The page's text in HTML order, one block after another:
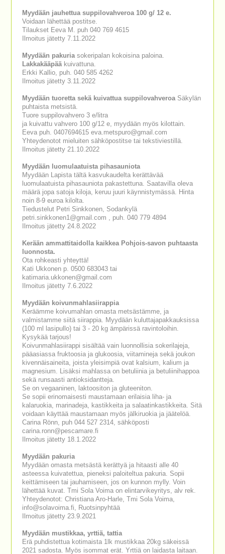
Myydään jauhettua suppilovahveroa 100 g/ 12 e.
Voidaan lähettää postitse.
Tilaukset Eeva M. puh 040 769 4615
Ilmoitus jätetty 7.11.2022
Myydään pakuriasokeripalan kokoisina paloina.
Lakkakääpääkuivattuna.
Erkki Kallio, puh. 040 585 4262
Ilmoitus jätetty 3.11.2022
Myydään tuoretta sekä kuivattua suppilovahveroa Säkylän
puhtaista metsistä.
Tuore suppilovahvero 3 e/litra
ja kuivattu vahvero 100 g/12 e, myydään myös kilottain.
Eeva puh. 0407694615 eva.metspuro@gmail.com
Yhteydenotot mieluiten sähköpostitse tai tekstiviestillä.
Ilmoitus jätetty 21.10.2022
Myydään luomulaatuista pihasauniota
Myydään Lapista tältä kasvukaudelta kerättävää
luomulaatuista pihasauniota pakastettuna. Saatavilla oleva
määrä jopa satoja kiloja, keruu juuri käynnistymässä. Hinta
noin 8-9 euroa kilolta.
Tiedustelut Petri Sinkkonen, Sodankylä
petri.sinkkonen1@gmail.com , puh. 040 779 4894
Ilmoitus jätetty 24.8.2022
Kerään ammattitaidolla kaikkea Pohjois-savon puhtaasta
luonnosta.
Ota rohkeasti yhteyttä!
Kati Ukkonen p. 0500 683043 tai
katimaria.ukkonen@gmail.com
Ilmoitus jätetty 7.6.2022
Myydään koivunmahlasiirappia
Keräämme koivumahlan omasta metsästämme, ja
valmistamme siitä siirappia. Myydään kuluttajapakkauksissa
(100 ml lasipullo) tai 3 - 20 kg ämpärissä ravintoloihin.
Kysykää tarjous!
Koivunmahlasiirappi sisältää vain luonnollisia sokerilajeja,
pääasiassa fruktoosia ja glukoosia, viitamineja sekä joukon
kivennäisaineita, joista yleisimpiä ovat kalsium, kalium ja
magnesium. Lisäksi mahlassa on betuliinia ja betuliinihappoa
sekä runsaasti antioksidantteja.
Se on vegaaninen, laktoositon ja gluteeniton.
Se sopii erinomaisesti maustamaan erilaisia liha- ja
kalaruokia, marinadeja, kastikkeita ja salaatinkastikkeita. Sitä
voidaan käyttää maustamaan myös jälkiruokia ja jäätelöä.
Carina Rönn, puh 044 527 2314, sähköposti
carina.ronn@pescamare.fi
Ilmoitus jätetty 18.1.2022
Myydään pakuria
Myydään omasta metsästä kerättyä ja hitaasti alle 40
asteessa kuivatettua, pieneksi paloiteltua pakuria. Sopii
keittämiseen tai jauhamiseen, jos on kunnon mylly. Voin
lähettää kuvat. Tmi Sola Voima on elintarvikeyritys, alv rek.
Yhteydenotot: Christiana Aro-Harle, Tmi Sola Voima,
info@solavoima.fi, Ruotsinpyhtää
Ilmoitus jätetty 23.9.2021
Myydään mustikkaa, yrttiä, tattia
Erä puhdistettua kotimaista 1lk mustikkaa 20kg säkeissä
2021 sadosta. Myös isommat erät. Yrttiä on laidasta laitaan.